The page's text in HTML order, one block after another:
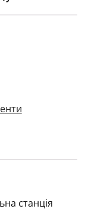
станція